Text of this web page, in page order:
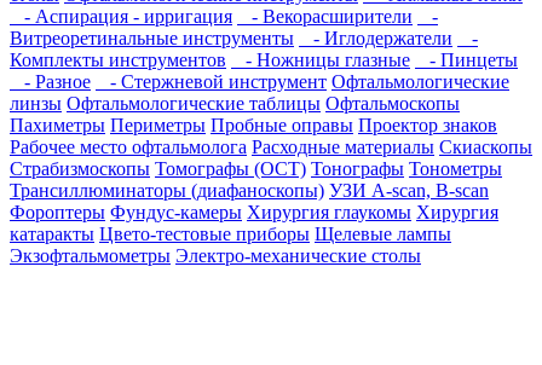
- Аспирация - ирригация
- Векорасширители
-
Витреоретинальные инструменты
- Иглодержатели
-
Комплекты инструментов
- Ножницы глазные
- Пинцеты
- Разное
- Стержневой инструмент Офтальмологические
линзы Офтальмологические таблицы Офтальмоскопы
Пахиметры Периметры Пробные оправы Проектор знаков
Рабочее место офтальмолога Расходные материалы Скиаскопы
Страбизмоскопы Томографы (OCT) Тонографы Тонометры
Трансиллюминаторы (диафаноскопы) УЗИ A-scan, B-scan
Фороптеры Фундус-камеры Хирургия глаукомы Хирургия
катаракты Цвето-тестовые приборы Щелевые лампы
Экзофтальмометры Электро-механические столы